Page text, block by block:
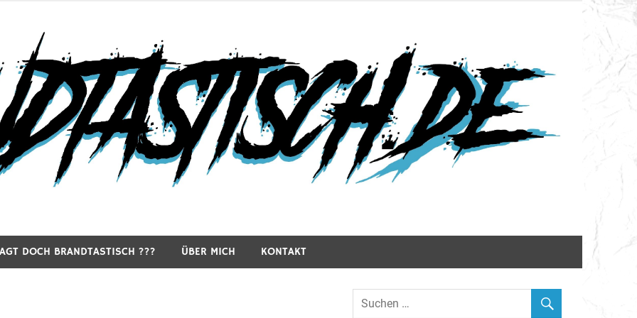
DOCH BRANDTASTISCH ??? ÜBER MICH KONTAKT